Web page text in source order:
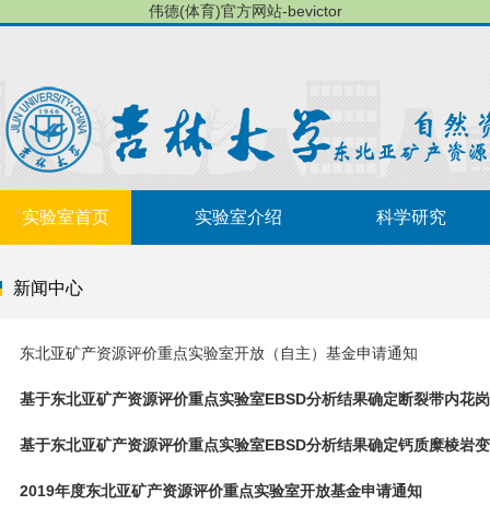
伟德(体育)官方网站-bevictor
实验室首页 实验室介绍 科学研究
新闻中心
东北亚矿产资源评价重点实验室开放（自主）基金申请通知
基于东北亚矿产资源评价重点实验室EBSD分析结果确定断裂带内花
基于东北亚矿产资源评价重点实验室EBSD分析结果确定钙质糜棱岩
2019年度东北亚矿产资源评价重点实验室开放基金申请通知